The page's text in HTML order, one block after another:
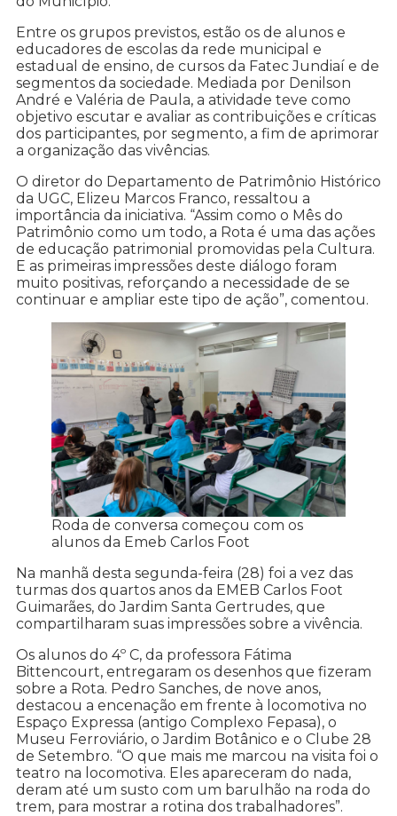
Entre os grupos previstos, estão os de alunos e
educadores de escolas da rede municipal e
estadual de ensino, de cursos da Fatec Jundiaí e de
segmentos da sociedade. Mediada por Denilson
André e Valéria de Paula, a atividade teve como
objetivo escutar e avaliar as contribuições e críticas
dos participantes, por segmento, a fim de aprimorar
a organização das vivências.
O diretor do Departamento de Patrimônio Histórico
da UGC, Elizeu Marcos Franco, ressaltou a
importância da iniciativa. “Assim como o Mês do
Patrimônio como um todo, a Rota é uma das ações
de educação patrimonial promovidas pela Cultura.
E as primeiras impressões deste diálogo foram
muito positivas, reforçando a necessidade de se
continuar e ampliar este tipo de ação”, comentou.
Roda de conversa começou com os
alunos da Emeb Carlos Foot
Na manhã desta segunda-feira (28) foi a vez das
turmas dos quartos anos da EMEB Carlos Foot
Guimarães, do Jardim Santa Gertrudes, que
compartilharam suas impressões sobre a vivência.
Os alunos do 4º C, da professora Fátima
Bittencourt, entregaram os desenhos que fizeram
sobre a Rota. Pedro Sanches, de nove anos,
destacou a encenação em frente à locomotiva no
Espaço Expressa (antigo Complexo Fepasa), o
Museu Ferroviário, o Jardim Botânico e o Clube 28
de Setembro. “O que mais me marcou na visita foi o
teatro na locomotiva. Eles apareceram do nada,
deram até um susto com um barulhão na roda do
trem, para mostrar a rotina dos trabalhadores”.